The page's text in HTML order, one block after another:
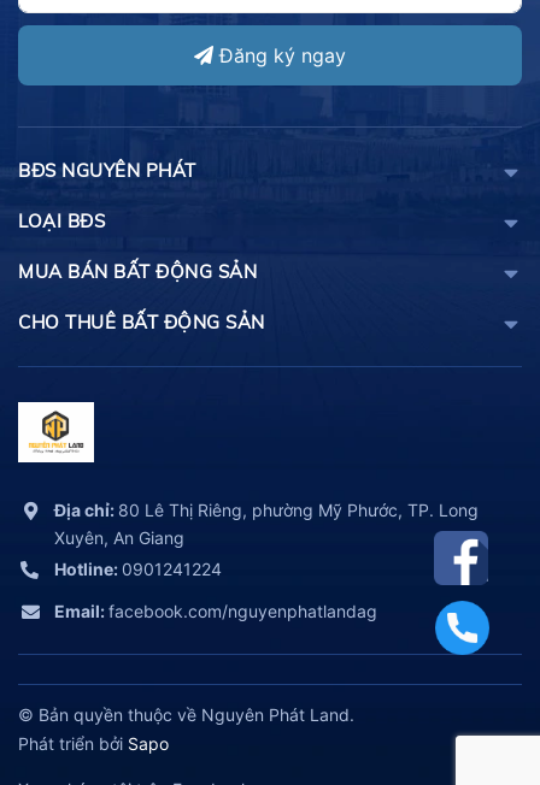
Đăng ký ngay
BĐS NGUYÊN PHÁT
LOẠI BĐS
MUA BÁN BẤT ĐỘNG SẢN
CHO THUÊ BẤT ĐỘNG SẢN
Địa chỉ: 80 Lê Thị Riêng, phường Mỹ Phước, TP. Long
Xuyên, An Giang
Hotline: 0901241224
Email:facebook.com/nguyenphatlandag
© Bản quyền thuộc về Nguyên Phát Land.
Phát triển bởi Sapo